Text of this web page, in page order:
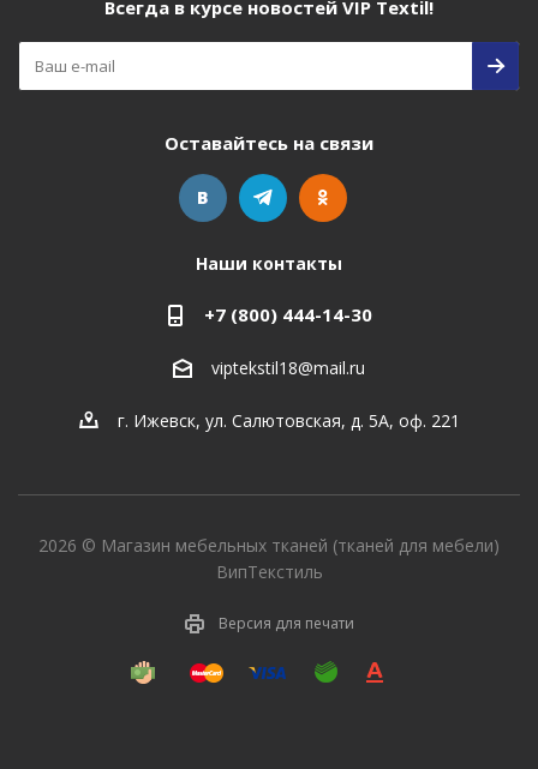
Всегда в курсе новостей VIP Textil!
Оставайтесь на связи
Наши контакты
+7 (800) 444-14-30
viptekstil18@mail.ru
г. Ижевск, ул. Салютовская, д. 5А, оф. 221
2026 © Магазин мебельных тканей (тканей для мебели)
ВипТекстиль
Версия для печати